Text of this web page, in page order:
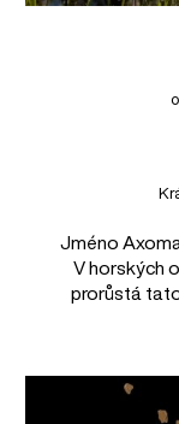
Jméno
V horských
prorůstá